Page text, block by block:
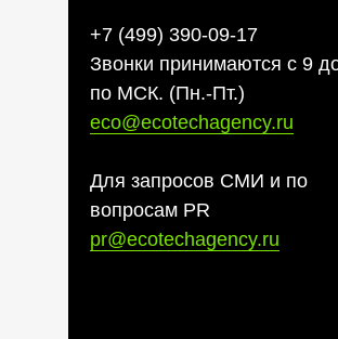
+7 (499) 390-09-17
Звонки принимаются с 9
по МСК. (Пн.-Пт.)
eco@ecotechagency.ru
Для запросов СМИ и по
вопросам PR
pr@ecotechagency.ru